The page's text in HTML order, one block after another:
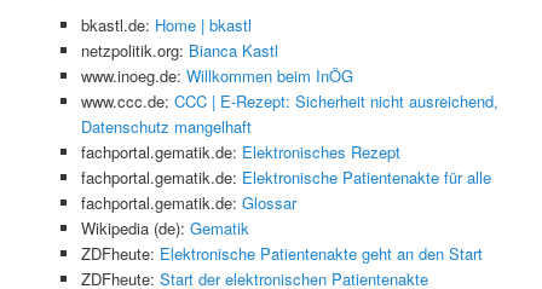
bkastl.de: Home | bkastl
netzpolitik.org: Bianca Kastl
www.inoeg.de: Willkommen beim InÖG
www.ccc.de: CCC | E-Rezept: Sicherheit nicht ausreichend,
Datenschutz mangelhaft
fachportal.gematik.de: Elektronisches Rezept
fachportal.gematik.de: Elektronische Patientenakte für alle
fachportal.gematik.de: Glossar
Wikipedia (de): Gematik
ZDFheute: Elektronische Patientenakte geht an den Start
ZDFheute: Start der elektronischen Patientenakte